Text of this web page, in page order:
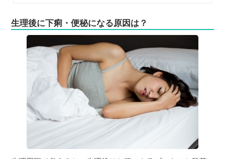
生理後に下痢・便秘になる原因は？